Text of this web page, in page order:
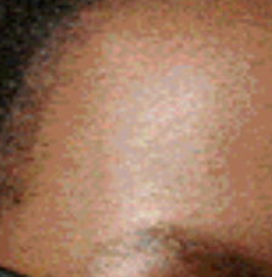
BONORVA
Sostegno alle imprese,
Confartigianato fa
25 Marzo 2026, 18:34
BONORVA | 25 marzo 2026. Il
Nord Sardegna si ritrova a un